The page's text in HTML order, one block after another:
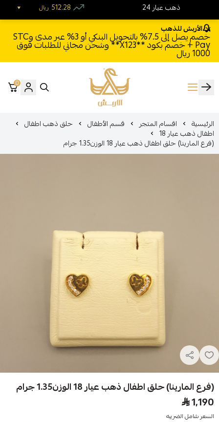
الأربش للذهب
خصم يصل إلى 7.5% بالتحويل البنكي أو 3% عبر مدى وSTC
Pay + خصم بكود **X123** وشحن مجاني للطلبات فوق
1000 ريال
الأربش للذهب
0
الرئيسية اقسام المتجر قسم الأطفال حلق ذهب اطفال
اطفال ذهب عيار 18
(فرع المارينا) حلق اطفال ذهب عيار 18 الوزن1.35 جرام
(فرع المارينا) حلق اطفال ذهب عيار 18 الوزن1.35 جرام
1,190
السعر شامل الضريبه
24 ذهب عيار ريال 512.28